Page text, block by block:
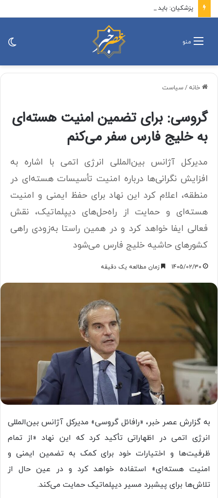
منو
خانه /سیاست
گروسی: برای تضمین امنیت هسته‌ای
به خلیج فارس سفر می‌کنم
مدیرکل آژانس بین‌المللی انرژی اتمی با اشاره به
افزایش نگرانی‌ها درباره امنیت تأسیسات هسته‌ای در
منطقه، اعلام کرد این نهاد برای حفظ ایمنی و امنیت
هسته‌ای و حمایت از راه‌حل‌های دیپلماتیک، نقش
فعالی ایفا خواهد کرد و در همین راستا به‌زودی راهی
کشورهای حاشیه خلیج فارس می‌شود
1405/02/30 زمان مطالعه یک دقیقه
به گزارش عصر خبر، «رافائل گروسی» مدیرکل آژانس بین‌المللی
انرژی اتمی در اظهاراتی تأکید کرد که این نهاد «از تمام
ظرفیت‌ها و اختیارات خود برای کمک به تضمین ایمنی و
امنیت هسته‌ای» استفاده خواهد کرد و در عین حال از
تلاش‌ها برای پیشبرد مسیر دیپلماتیک حمایت می‌کند.